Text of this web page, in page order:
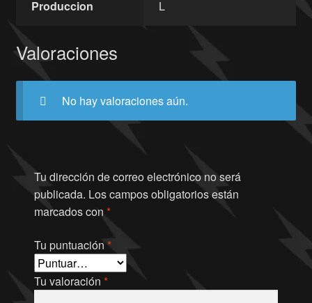
Produccion L
Valoraciones
No hay valoraciones aún.
Tu dirección de correo electrónico no será
publicada. Los campos obligatorios están
marcados con *
Tu puntuación *
Tu valoración *